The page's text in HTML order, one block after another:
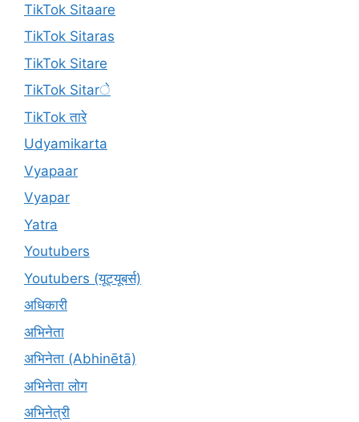
TikTok Sitaare
TikTok Sitaras
TikTok Sitare
TikTok Sitarे
TikTok तारे
Udyamikarta
Vyapaar
Vyapar
Yatra
Youtubers
Youtubers (यूट्यूबर्स)
अधिकारी
अभिनेता
अभिनेता (Abhinētā)
अभिनेता लोग
अभिनेत्री